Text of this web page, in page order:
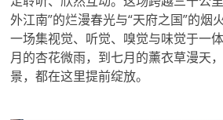
外江南”的烂漫春光与“天府之国”的烟
一场集视觉、听觉、嗅觉与味觉于
月的杏花微雨，到七月的薰衣草漫天
景，都在这里提前绽放。